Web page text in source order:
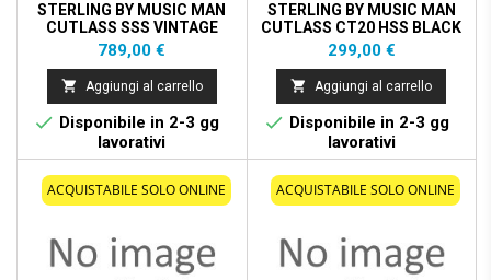
STERLING BY MUSIC MAN
CUTLASS SSS VINTAGE
SUNBURST TASTIERA
ACERO ROASTED
Prezzo
789,00 €
 Aggiungi al carrello
 Disponibile in 2-3 gg
lavorativi
STERLING BY MUSIC MAN
CUTLASS CT20 HSS BLACK
Prezzo
299,00 €
 Aggiungi al carrello
 Disponibile in 2-3 gg
lavorativi
ACQUISTABILE SOLO ONLINE ACQUISTABILE SOLO ONLINE